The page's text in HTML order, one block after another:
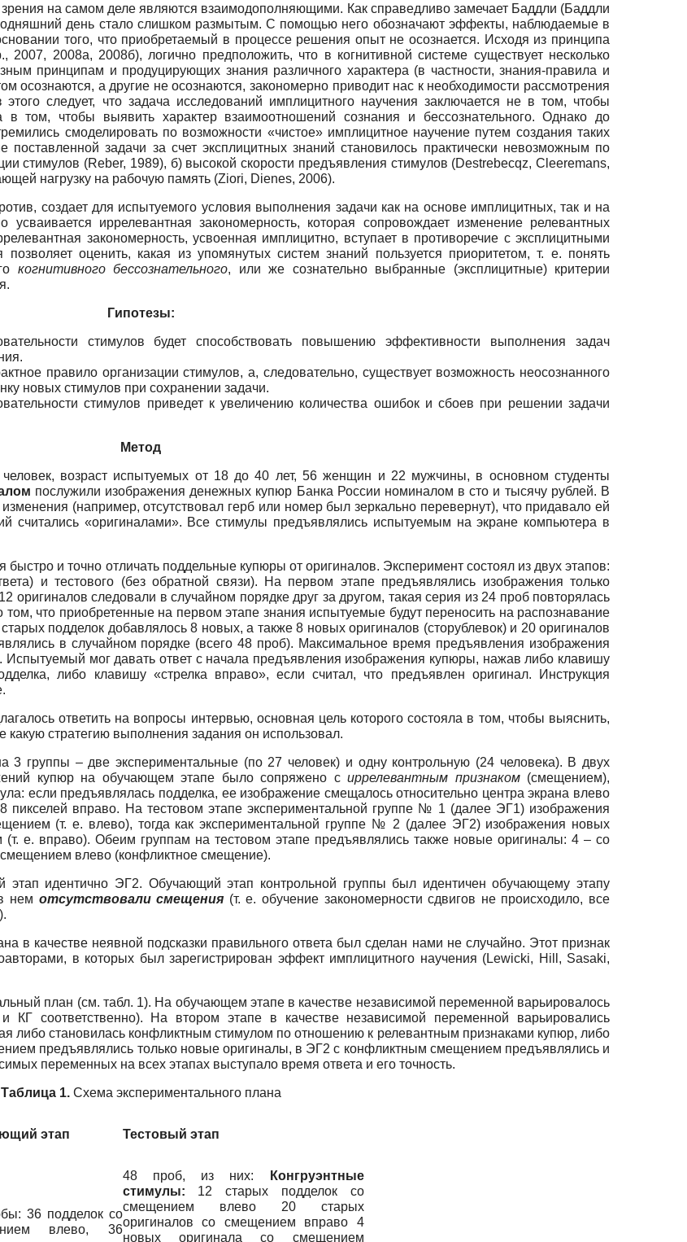
на самом деле являются взаимодополняющими. Как справедливо замечает Баддли (Баддли
день стало слишком размытым. С помощью него обозначают эффекты, наблюдаемые в
того, что приобретаемый в процессе решения опыт не осознается. Исходя из принципа
2008а, 2008б), логично предположить, что в когнитивной системе существует несколько
принципам и продуцирующих знания различного характера (в частности, знания-правила и
осознаются, а другие не осознаются, закономерно приводит нас к необходимости рассмотрения
следует, что задача исследований имплицитного научения заключается не в том, чтобы
в том, чтобы выявить характер взаимоотношений сознания и бессознательного. Однако до
смоделировать по возможности «чистое» имплицитное научение путем создания таких
задачи за счет эксплицитных знаний становилось практически невозможным по
стимулов (Reber, 1989), б) высокой скорости предъявления стимулов (Destrebecqz, Cleeremans,
нагрузку на рабочую память (Ziori, Dienes, 2006).
создает для испытуемого условия выполнения задачи как на основе имплицитных, так и на
иррелевантная закономерность, которая сопровождает изменение релевантных
закономерность, усвоенная имплицитно, вступает в противоречие с эксплицитными
оценить, какая из упомянутых систем знаний пользуется приоритетом, т. е. понять
когнитивного бессознательного, или же сознательно выбранные (эксплицитные) критерии
Гипотезы:
стимулов будет способствовать повышению эффективности выполнения задач
правило организации стимулов, а, следовательно, существует возможность неосознанного
новых стимулов при сохранении задачи.
стимулов приведет к увеличению количества ошибок и сбоев при решении задачи
Метод
возраст испытуемых от 18 до 40 лет, 56 женщин и 22 мужчины, в основном студенты
послужили изображения денежных купюр Банка России номиналом в сто и тысячу рублей. В
(например, отсутствовал герб или номер был зеркально перевернут), что придавало ей
считались «оригиналами». Все стимулы предъявлялись испытуемым на экране компьютера в
быстро и точно отличать поддельные купюры от оригиналов. Эксперимент состоял из двух этапов:
и тестового (без обратной связи). На первом этапе предъявлялись изображения только
оригиналов следовали в случайном порядке друг за другом, такая серия из 24 проб повторялась
что приобретенные на первом этапе знания испытуемые будут переносить на распознавание
подделок добавлялось 8 новых, а также 8 новых оригиналов (сторублевок) и 20 оригиналов
в случайном порядке (всего 48 проб). Максимальное время предъявления изображения
Испытуемый мог давать ответ с начала предъявления изображения купюры, нажав либо клавишу
либо клавишу «стрелка вправо», если считал, что предъявлен оригинал. Инструкция
ответить на вопросы интервью, основная цель которого состояла в том, чтобы выяснить,
какую стратегию выполнения задания он использовал.
группы – две экспериментальные (по 27 человек) и одну контрольную (24 человека). В двух
купюр на обучающем этапе было сопряжено сиррелевантным признаком(смещением),
если предъявлялась подделка, ее изображение смещалось относительно центра экрана влево
пикселей вправо. На тестовом этапе экспериментальной группе № 1 (далее ЭГ1) изображения
(т. е. влево), тогда как экспериментальной группе № 2 (далее ЭГ2) изображения новых
е. вправо). Обеим группам на тестовом этапе предъявлялись также новые оригиналы: 4 – со
влево (конфликтное смещение).
этап идентично ЭГ2. Обучающий этап контрольной группы был идентичен обучающему этапу
нем отсутствовали смещения (т. е. обучение закономерности сдвигов не происходило, все
в качестве неявной подсказки правильного ответа был сделан нами не случайно. Этот признак
в которых был зарегистрирован эффект имплицитного научения (Lewicki, Hill, Sasaki,
план (см. табл. 1). На обучающем этапе в качестве независимой переменной варьировалось
КГ соответственно). На втором этапе в качестве независимой переменной варьировались
либо становилась конфликтным стимулом по отношению к релевантным признаками купюр, либо
предъявлялись только новые оригиналы, в ЭГ2 с конфликтным смещением предъявлялись и
переменных на всех этапах выступало время ответа и его точность.
Таблица 1.Схема экспериментального плана
этап Тестовый этап
36 подделок со
влево, 36
48 проб, из них:
Конгруэнтные
стимулы: 12 старых подделок со
смещением влево 20 старых
оригиналов со смещением вправо 4
новых оригинала со смещением